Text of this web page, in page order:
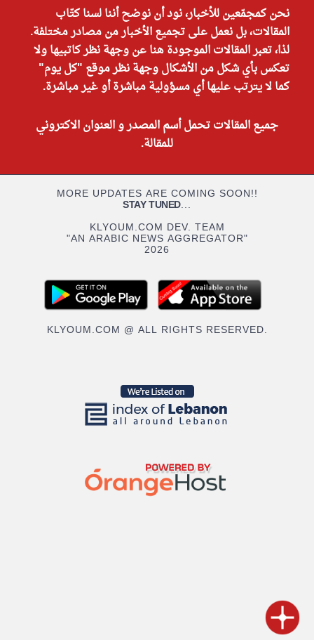
نحن كمجمّعين للأخبار، نود أن نوضح أننا لسنا كتّاب
المقالات، بل نعمل على تجميع الأخبار من مصادر مختلفة.
لذا، تعبر المقالات الموجودة هنا عن وجهة نظر كاتبيها ولا
تعكس بأي شكل من الأشكال وجهة نظر موقع "كل يوم"
كما لا يترتب عليها أي مسؤولية مباشرة أو غير مباشرة.
جميع المقالات تحمل أسم المصدر و العنوان الاكتروني
للمقالة.
MORE UPDATES ARE COMING SOON!!
STAY TUNED...
KLYOUM.COM DEV. TEAM
"AN ARABIC NEWS AGGREGATOR"
2026
KLYOUM.COM @ ALL RIGHTS RESERVED.